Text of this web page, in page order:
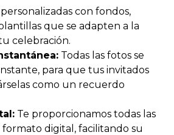
con fondos,
que se adapten a la
celebración.
Todas las fotos se
para que tus invitados
como un recuerdo
Te proporcionamos todas las
formato digital, facilitando su